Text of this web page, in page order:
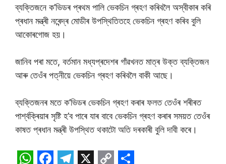
ব্যক্তিজনে ক’ভিডৰ প্ৰথম পালি ভেকচিন গ্ৰহণ কৰিবলৈ অস্বীকাৰ কৰি
প্ৰধান মন্ত্ৰী নৰেন্দ্ৰ মোডীৰ উপস্থিতিতহে ভেকচিন গ্ৰহণ কৰিব বুলি
আকোৰগোজ হয়।
জানিব পৰা মতে, বৰ্তমান মধ্যপ্ৰদেশৰ গাঁৱখনত মাত্ৰ উক্ত ব্যক্তিজন
আৰু তেওঁৰ পত্নীয়ে ভেকচিন গ্ৰহণ কৰিবলৈ বাকী আছে।
ব্যক্তিজনৰ মতে ক’ভিডৰ ভেকচিন গ্ৰহণ কৰাৰ ফলত তেওঁৰ শৰীৰত
পাৰ্শ্বক্ৰিয়াৰ সৃষ্টি হ’ব পাৰে যাৰ বাবে ভেকচিন গ্ৰহণ কৰাৰ সময়ত তেওঁৰ
কাষত প্ৰধান মন্ত্ৰী উপস্থিত থকাটো অতি দৰকাৰী বুলি দাবী কৰে।